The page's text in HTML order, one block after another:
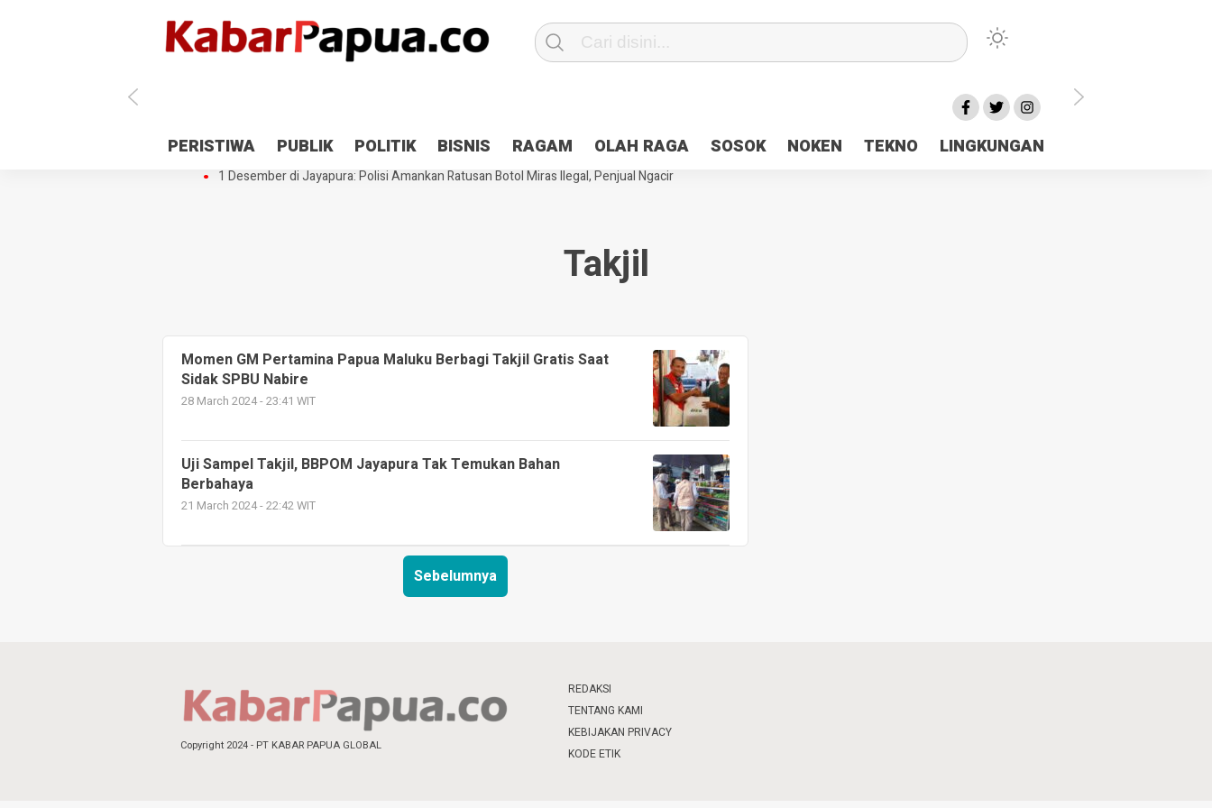
PERISTIWA PUBLIK POLITIK BISNIS RAGAM OLAH RAGA SOSOK NOKEN TEKNO LINGKUNGAN
Antisipasi 1 Desember, TNI Polri Patroli 2×24 jam di Kota Jayapura
Pesan Sejuk Polri di Deklarasi Pemilu Ceria Tanah Papua
Gedung Perpustakaan SMPN 5 Sentani Terbakar
Hibah Pilkada Jayapura Cair 10 Persen, Deposit Kas Daerah Rp23 Miliar Disorot
1 Desember di Jayapura: Polisi Amankan Ratusan Botol Miras Ilegal, Penjual Ngacir
Takjil
Momen GM Pertamina Papua Maluku Berbagi Takjil Gratis Saat
Sidak SPBU Nabire
28 March 2024 - 23:41 WIT
Uji Sampel Takjil, BBPOM Jayapura Tak Temukan Bahan
Berbahaya
21 March 2024 - 22:42 WIT
Sebelumnya
Copyright 2024 - PT KABAR PAPUA GLOBAL
REDAKSI
TENTANG KAMI
KEBIJAKAN PRIVACY
KODE ETIK